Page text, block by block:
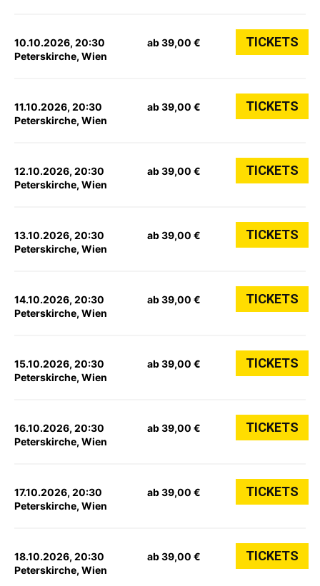
10.10.2026, 20:30
Peterskirche, Wien
ab 39,00 € TICKETS
11.10.2026, 20:30
Peterskirche, Wien
ab 39,00 € TICKETS
12.10.2026, 20:30
Peterskirche, Wien
ab 39,00 € TICKETS
13.10.2026, 20:30
Peterskirche, Wien
ab 39,00 € TICKETS
14.10.2026, 20:30
Peterskirche, Wien
ab 39,00 € TICKETS
15.10.2026, 20:30
Peterskirche, Wien
ab 39,00 € TICKETS
16.10.2026, 20:30
Peterskirche, Wien
ab 39,00 € TICKETS
17.10.2026, 20:30
Peterskirche, Wien
ab 39,00 € TICKETS
18.10.2026, 20:30
Peterskirche, Wien
ab 39,00 € TICKETS